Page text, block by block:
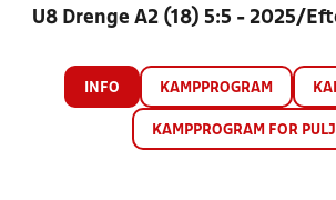
U8 Drenge A2 (18) 5:5 - 2025/
INFO KAMPPROGRAM
KAMPPROGRAM FOR